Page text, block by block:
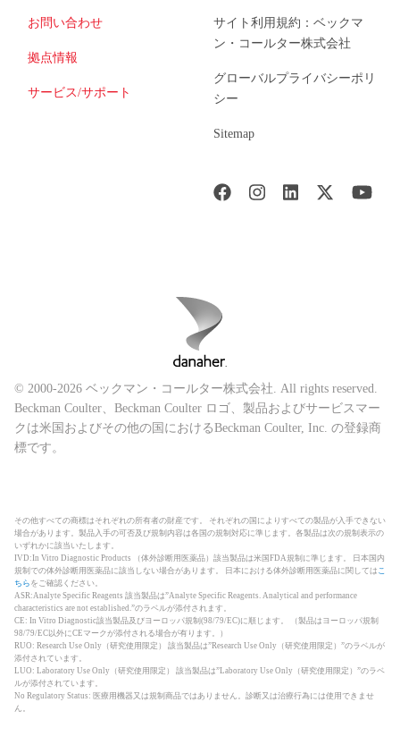
お問い合わせ
拠点情報
サービス/サポート
サイト利用規約：ベックマ
ン・コールター株式会社
グローバルプライバシーポリ
シー
Sitemap
© 2000-2026 ベックマン・コールター株式会社. All rights reserved.
Beckman Coulter、Beckman Coulter ロゴ、製品およびサービスマー
クは米国およびその他の国におけるBeckman Coulter, Inc. の登録商
標です。
その他すべての商標はそれぞれの所有者の財産です。 それぞれの国によりすべての製品が入手できない
場合があります。製品入手の可否及び規制内容は各国の規制対応に準じます。各製品は次の規制表示の
いずれかに該当いたします。
IVD:In Vitro Diagnostic Products （体外診断用医薬品）該当製品は米国FDA規制に準じます。 日本国内
規制での体外診断用医薬品に該当しない場合があります。 日本における体外診断用医薬品に関しては こ
ちら をご確認ください。
ASR:Analyte Specific Reagents 該当製品は”Analyte Specific Reagents. Analytical and performance
characteristics are not established.”のラベルが添付されます。
CE: In Vitro Diagnostic該当製品及びヨーロッパ規制(98/79/EC)に順じます。 （製品はヨーロッパ規制
98/79/EC以外にCEマークが添付される場合が有ります。）
RUO: Research Use Only（研究使用限定） 該当製品は”Research Use Only（研究使用限定）”のラベルが
添付されています。
LUO: Laboratory Use Only（研究使用限定） 該当製品は”Laboratory Use Only（研究使用限定）”のラベ
ルが添付されています。
No Regulatory Status: 医療用機器又は規制商品ではありません。診断又は治療行為には使用できませ
ん。